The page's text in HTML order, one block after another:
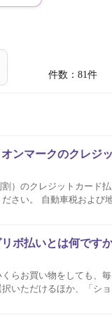
件数：81件
ンマークのクレジ
）のクレジットカード
自動車税および地方税のお支払い手
ボ払いとは何ですか
らお買い物をしても、
いただけるほか、「シ